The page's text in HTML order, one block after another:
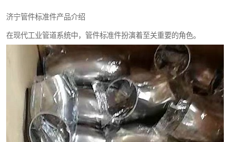
济宁管件标准件产品介绍
在现代工业管道系统中，管件标准件扮演着至关重要的角色。